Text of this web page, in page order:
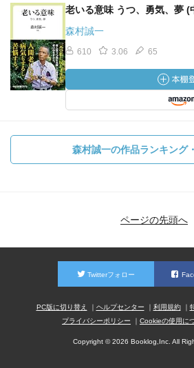
老いる意味 うつ、勇気、夢 (
森村誠一
610 3.06 65
森村誠一の作品ランキング
ページの先頭へ
Twitterフォロー
PC版に切り替え ヘルプセンター 利用規約
プライバシーポリシー
Cookieの使用に
Copyright © 2026 Booklog,Inc. All